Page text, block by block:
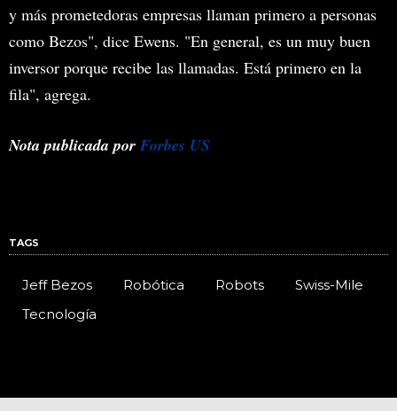
y más prometedoras empresas llaman primero a personas
como Bezos", dice Ewens. "En general, es un muy buen
inversor porque recibe las llamadas. Está primero en la
fila", agrega.
Nota publicada por Forbes US
TAGS
Jeff Bezos Robótica Robots
Swiss-Mile
Tecnología